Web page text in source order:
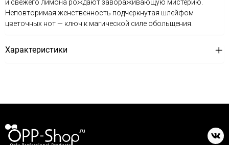
и свежего лимона рождают завораживающую мистерию.
Неповторимая женственность подчеркнутая шлейфом
цветочных нот — ключ к магической силе обольщения.
Характеристики